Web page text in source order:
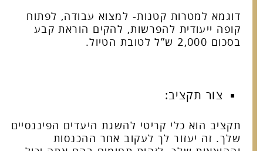
דוגמא למטרות קטנות- למצוא עבודה, לפתוח
קופה ייעודית להפרשות, להקים הוראת קבע
בסכום 2,000 ש”ל לטובת הטיול.
צור תקציב:
תקציב הוא כלי קריטי להשגת היעדים הפיננסיים
שלך. זה יעזור לך לעקוב אחר ההכנסות